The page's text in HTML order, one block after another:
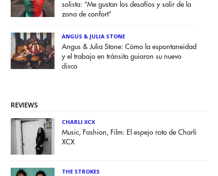
solista: “Me gustan los desafíos y salir de la
zona de confort”
ANGUS & JULIA STONE
Angus & Julia Stone: Cómo la espontaneidad
y el trabajo en tránsito guiaron su nuevo
disco
REVIEWS
CHARLI XCX
Music, Fashion, Film: El espejo roto de Charli
XCX
THE STROKES